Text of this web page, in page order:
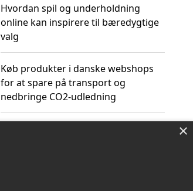
Hvordan spil og underholdning
online kan inspirere til bæredygtige
valg
Køb produkter i danske webshops
for at spare på transport og
nedbringe CO2-udledning
×